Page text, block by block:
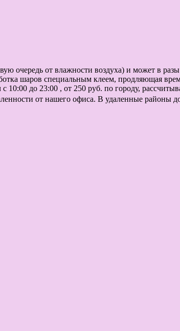
очередь от влажности воздуха) и может в
шаров специальным клеем, продляющая
до 23:00 , от 250 руб. по городу,
от нашего офиса. В удаленные районы